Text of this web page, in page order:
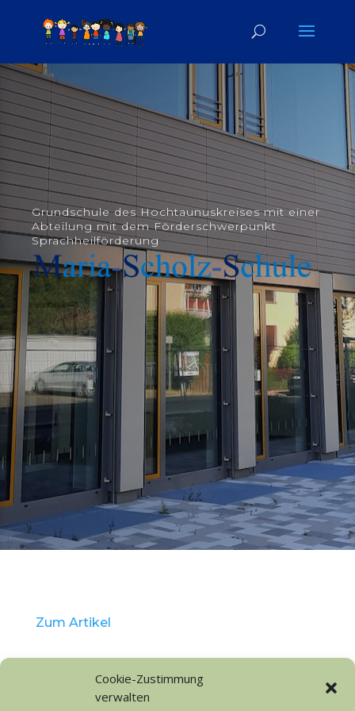
Cookie-Zustimmung
verwalten
Grundschule des Hochtaunuskreisesmit einer
Abteilung mit dem Förderschwerpunkt
Sprachheilförderung
Zum Artikel